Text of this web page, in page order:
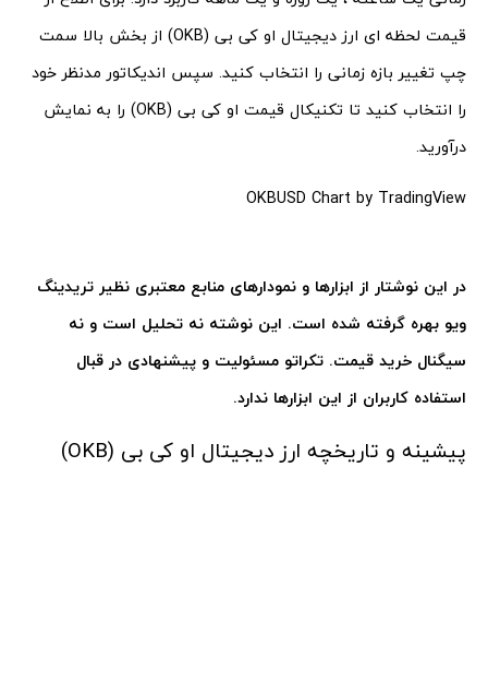
قیمت لحظه ‌ای ارز دیجیتال او کی بی (OKB) از بخش بالا سمت
چپ تغییر بازه زمانی را انتخاب کنید. سپس اندیکاتور مدنظر خود
را انتخاب کنید تا تکنیکال قیمت او کی بی (OKB) را به نمایش
درآورید.
OKBUSD Chart by TradingView
در این نوشتار از ابزارها و نمودارهای منابع معتبری نظیر تریدینگ
ویو بهره گرفته شده است. این نوشته نه تحلیل است و نه
سیگنال خرید قیمت. تکراتو مسئولیت و پیشنهادی در قبال
استفاده کاربران از این ابزارها ندارد.
پیشینه و تاریخچه ارز دیجیتال او کی بی (OKB)